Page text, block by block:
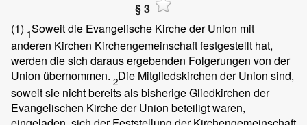
§ 3
(1) 1Soweit die Evangelische Kirche der Union mit
anderen Kirchen Kirchengemeinschaft festgestellt hat,
werden die sich daraus ergebenden Folgerungen von der
Union übernommen. 2Die Mitgliedskirchen der Union sind,
soweit sie nicht bereits als bisherige Gliedkirchen der
Evangelischen Kirche der Union beteiligt waren,